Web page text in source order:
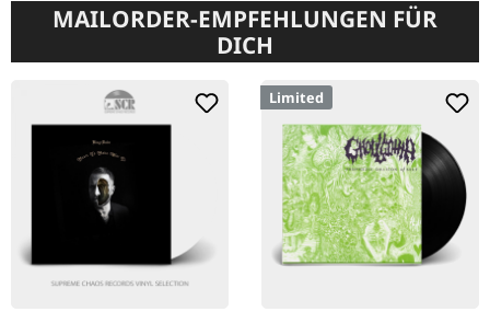
MAILORDER-EMPFEHLUNGEN FÜR
DICH
Limited